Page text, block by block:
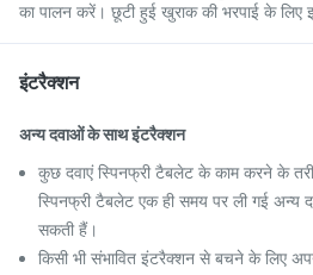
का पालन करें। छूटी हुई खुराक की भरपाई के लिए
इंटरैक्शन
अन्य दवाओं के साथ इंटरैक्शन
कुछ दवाएं स्पिनफ्री टैबलेट के काम करने के
स्पिनफ्री टैबलेट एक ही समय पर ली गई अन्य
सकती हैं।
किसी भी संभावित इंटरैक्शन से बचने के लिए